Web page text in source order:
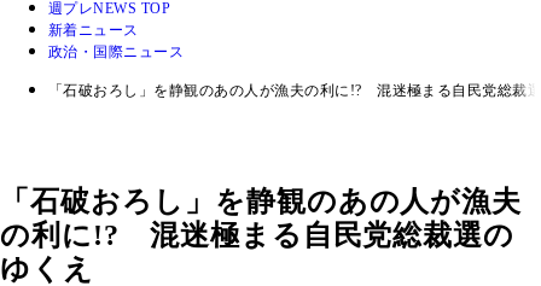
週プレNEWS TOP
新着ニュース
政治・国際ニュース
「石破おろし」を静観のあの人が漁夫の利に!? 混迷極まる自民党総裁
「石破おろし」を静観のあの人が漁夫
の利に!? 混迷極まる自民党総裁選の
ゆくえ